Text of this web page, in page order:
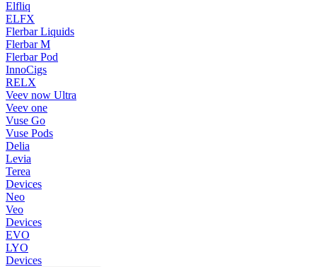
Elfliq
ELFX
Flerbar Liquids
Flerbar M
Flerbar Pod
InnoCigs
RELX
Veev now Ultra
Veev one
Vuse Go
Vuse Pods
Delia
Levia
Terea
Devices
Neo
Veo
Devices
EVO
LYO
Devices